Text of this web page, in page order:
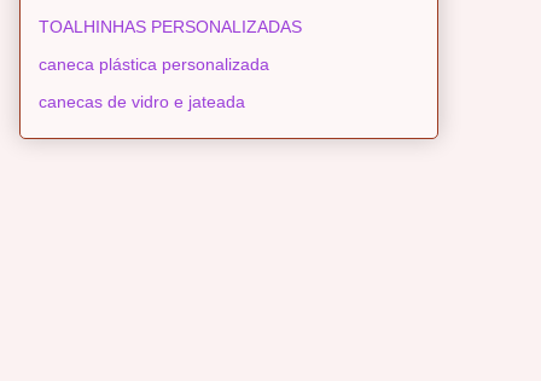
TOALHINHAS PERSONALIZADAS
caneca plástica personalizada
canecas de vidro e jateada